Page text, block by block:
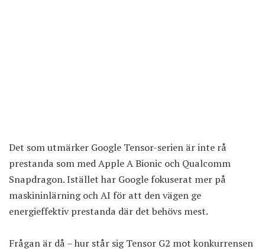
Det som utmärker Google Tensor-serien är inte rå
prestanda som med Apple A Bionic och Qualcomm
Snapdragon. Istället har Google fokuserat mer på
maskininlärning och AI för att den vägen ge
energieffektiv prestanda där det behövs mest.
Frågan är då – hur står sig Tensor G2 mot konkurrensen